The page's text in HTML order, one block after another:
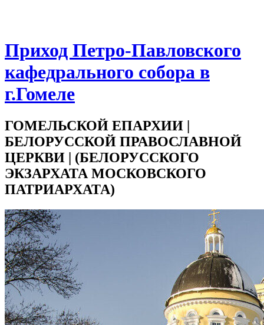
Приход Петро-Павловского
кафедрального собора в
г.Гомеле
ГОМЕЛЬСКОЙ ЕПАРХИИ |
БЕЛОРУССКОЙ ПРАВОСЛАВНОЙ
ЦЕРКВИ | (БЕЛОРУССКОГО
ЭКЗАРХАТА МОСКОВСКОГО
ПАТРИАРХАТА)